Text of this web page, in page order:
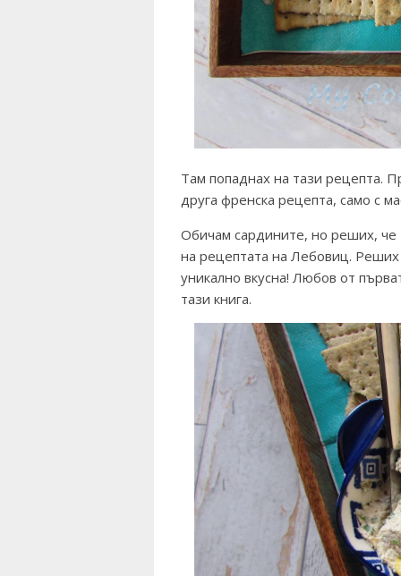
Там попаднах на тази рецепта.
друга френска рецепта, само с
Обичам сардините, но реших, че
на рецептата на Лебовиц.
уникално вкусна! Любов от
тази книга.